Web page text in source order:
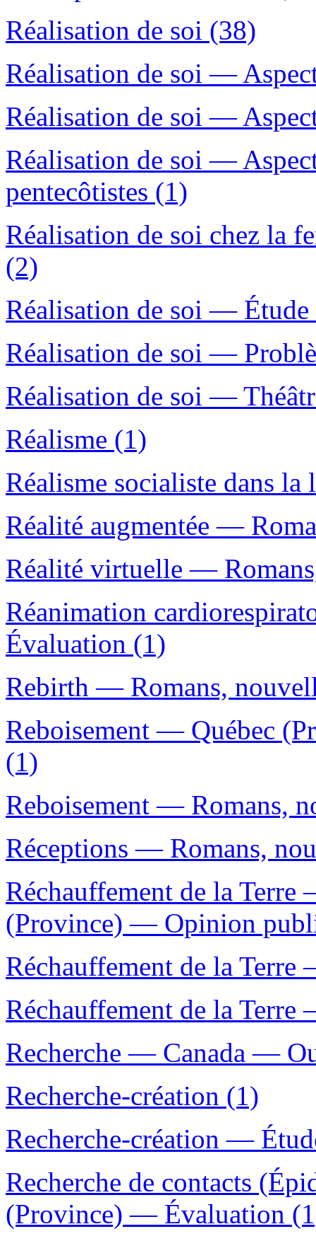
Réalisation de soi (38)
Réalisation de soi —
Réalisation de soi —
Réalisation de soi —
pentecôtistes (1)
Réalisation de soi chez la
(2)
Réalisation de soi — Étude
Réalisation de soi —
Réalisation de soi —
Réalisme (1)
Réalisme socialiste dans la
Réalité augmentée —
Réalité virtuelle —
Réanimation
Évaluation (1)
Rebirth — Romans,
Reboisement — Québec
(1)
Reboisement — Romans,
Réceptions — Romans,
Réchauffement de la
(Province) — Opinion
Réchauffement de la
Réchauffement de la
Recherche — Canada —
Recherche-création (1)
Recherche-création —
Recherche de contacts
(Province) — Évaluation